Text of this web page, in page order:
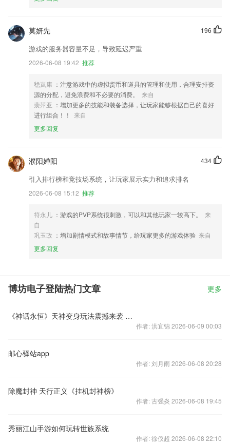
196
莫妍先
游戏的服务器容量不足，导致延迟严重
2026-06-08 19:42 推荐
嵇岚康 ：注意游戏中的虚拟货币和道具的管理和使用，合理安排资
源的分配，避免浪费和不必要的消费。
来自
裴萍亚 ：增加更多的技能和装备选择，让玩家能够根据自己的喜好
进行组合！！
来自
更多回复
434
濮阳婵阳
引入排行榜和竞技场系统，让玩家展示实力和追求排名
2026-06-08 15:12 推荐
符永儿 ：游戏的PVP系统很刺激，可以和其他玩家一较高下。
来
自
巩玉政 ：增加剧情模式和故事情节，给玩家更多的游戏体验 来自
更多回复
博坊电子登陆热门文章 更多
《神话永恒》天神变身玩法震撼来袭 轻松逆转激斗战局
作者: 洪宜锦 2026-06-09 00:03
邮心驿站app
作者: 刘月雨 2026-06-08 20:28
除魔封神 天行正义《挂机封神榜》
作者: 古强炎 2026-06-08 19:45
秀丽江山手游如何玩转世族系统
作者: 徐仪超 2026-06-08 22:10